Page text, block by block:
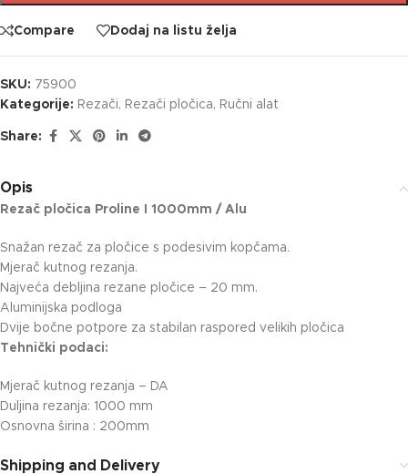
Compare Dodaj na listu želja
SKU: 75900
Kategorije: Rezači, Rezači pločica, Ručni alat
Share:
Opis
Rezač pločica Proline I 1000mm / Alu
Snažan rezač za pločice s podesivim kopčama.
Mjerač kutnog rezanja.
Najveća debljina rezane pločice – 20 mm.
Aluminijska podloga
Dvije bočne potpore za stabilan raspored velikih pločica
Tehnički podaci:
Mjerač kutnog rezanja – DA
Duljina rezanja: 1000 mm
Osnovna širina : 200mm
Shipping and Delivery